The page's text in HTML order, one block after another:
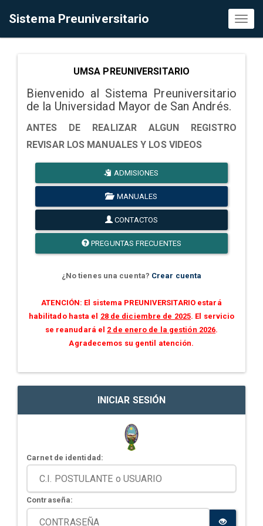
Sistema Preuniversitario
UMSA PREUNIVERSITARIO
Bienvenido al Sistema Preuniversitario
de la Universidad Mayor de San Andrés.
ANTES DE REALIZAR ALGUN REGISTRO
REVISAR LOS MANUALES Y LOS VIDEOS
ADMISIONES
MANUALES
CONTACTOS
PREGUNTAS FRECUENTES
¿No tienes una cuenta? Crear cuenta
ATENCIÓN: El sistema PREUNIVERSITARIO estará
habilitado hasta el 28 de diciembre de 2025. El servicio
se reanudará el 2 de enero de la gestión 2026.
Agradecemos su gentil atención.
INICIAR SESIÓN
Carnet de identidad:
Contraseña: